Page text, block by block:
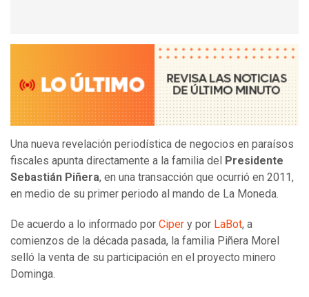
Una nueva revelación periodística de negocios en paraísos
fiscales apunta directamente a la familia del
Presidente
Sebastián Piñera, en una transacción que ocurrió en 2011,
en medio de su primer periodo al mando de La Moneda.
De acuerdo a lo informado por Ciper y por LaBot, a
comienzos de la década pasada, la familia Piñera Morel
selló la venta de su participación en el proyecto minero
Dominga.